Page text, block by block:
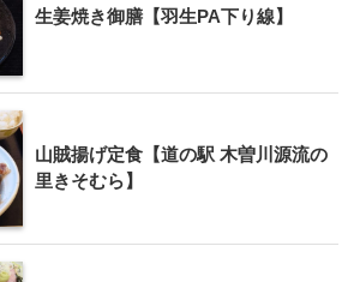
生姜焼き御膳【羽生PA下り線】
山賊揚げ定食【道の駅 木曽川源流の
里きそむら】